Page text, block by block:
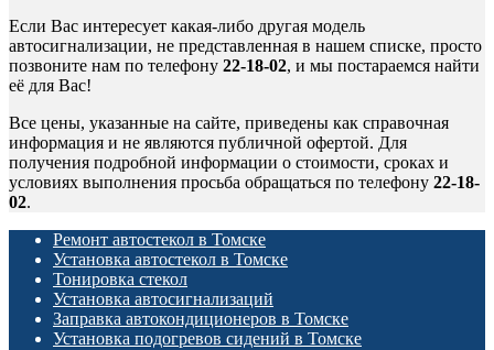
Если Вас интересует какая-либо другая модель
автосигнализации, не представленная в нашем списке, просто
позвоните нам по телефону 22-18-02, и мы постараемся найти
её для Вас!
Все цены, указанные на сайте, приведены как справочная
информация и не являются публичной офертой. Для
получения подробной информации о стоимости, сроках и
условиях выполнения просьба обращаться по телефону 22-18-
02.
Ремонт автостекол в Томске
Установка автостекол в Томске
Тонировка стекол
Установка автосигнализаций
Заправка автокондиционеров в Томске
Установка подогревов сидений в Томске